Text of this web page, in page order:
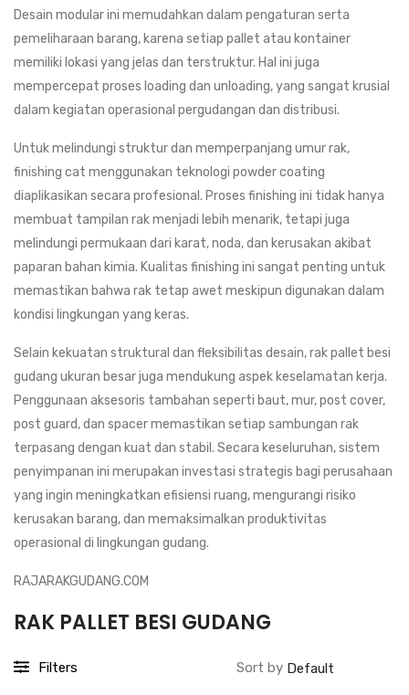
Desain modular ini memudahkan dalam pengaturan serta
pemeliharaan barang, karena setiap pallet atau kontainer
memiliki lokasi yang jelas dan terstruktur. Hal ini juga
mempercepat proses loading dan unloading, yang sangat krusial
dalam kegiatan operasional pergudangan dan distribusi.
Untuk melindungi struktur dan memperpanjang umur rak,
finishing cat menggunakan teknologi powder coating
diaplikasikan secara profesional. Proses finishing ini tidak hanya
membuat tampilan rak menjadi lebih menarik, tetapi juga
melindungi permukaan dari karat, noda, dan kerusakan akibat
paparan bahan kimia. Kualitas finishing ini sangat penting untuk
memastikan bahwa rak tetap awet meskipun digunakan dalam
kondisi lingkungan yang keras.
Selain kekuatan struktural dan fleksibilitas desain, rak pallet besi
gudang ukuran besar juga mendukung aspek keselamatan kerja.
Penggunaan aksesoris tambahan seperti baut, mur, post cover,
post guard, dan spacer memastikan setiap sambungan rak
terpasang dengan kuat dan stabil. Secara keseluruhan, sistem
penyimpanan ini merupakan investasi strategis bagi perusahaan
yang ingin meningkatkan efisiensi ruang, mengurangi risiko
kerusakan barang, dan memaksimalkan produktivitas
operasional di lingkungan gudang.
RAJARAKGUDANG.COM
RAK PALLET BESI GUDANG
Filters Sort by